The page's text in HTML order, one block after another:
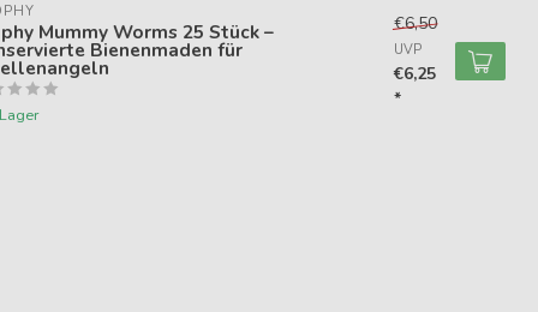
Mummy Worms 25 Stück –
Bienenmaden für
€6,50
UVP
€6,25
*